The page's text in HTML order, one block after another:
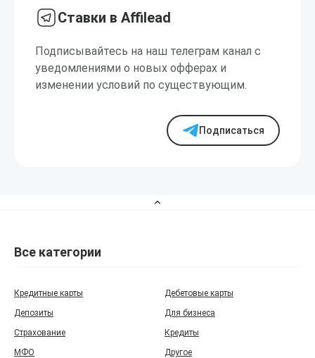
Ставки в Affilead
Подписывайтесь на наш телеграм канал с
уведомлениями о новых офферах и
изменении условий по существующим.
Подписаться
Все категории
Кредитные карты
Дебетовые карты
Депозиты
Для бизнеса
Страхование
Кредиты
МФО
Другое